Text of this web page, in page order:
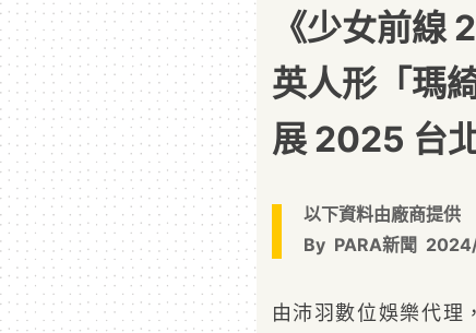
《少女前線
英人形「瑪
展 2025 台
以下資料由廠商提供
By PARA新聞
由沛羽數位娛樂代理